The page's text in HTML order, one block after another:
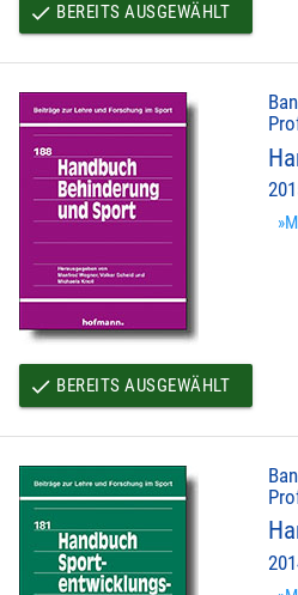
done BEREITS AUSGEWÄHLT
done BEREITS AUSGEWÄHLT